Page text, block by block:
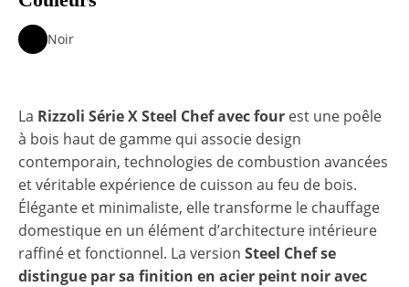
Noir
La Rizzoli Série X Steel Chef avec four est une poêle
à bois haut de gamme qui associe design
contemporain, technologies de combustion avancées
et véritable expérience de cuisson au feu de bois.
Élégante et minimaliste, elle transforme le chauffage
domestique en un élément d’architecture intérieure
raffiné et fonctionnel. La version Steel Chefse
distingue par sa finition en acier peint noir avec